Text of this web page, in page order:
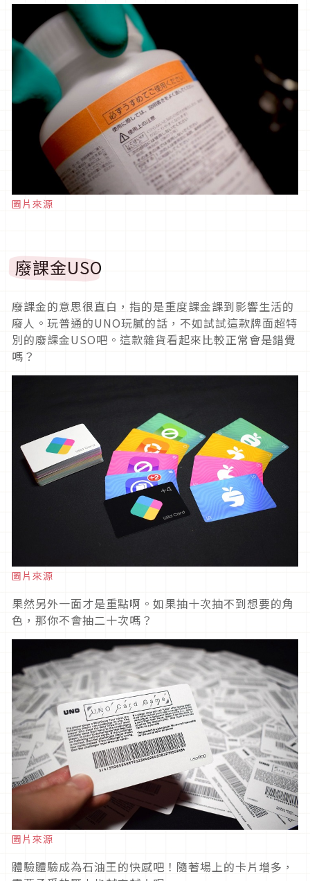
圖片來源
廢課金USO
廢課金的意思很直白，指的是重度課金課到影響生活的
廢人。玩普通的UNO玩膩的話，不如試試這款牌面超特
別的廢課金USO吧。這款雜貨看起來比較正常會是錯覺
嗎？
圖片來源
果然另外一面才是重點啊。如果抽十次抽不到想要的角
色，那你不會抽二十次嗎？
圖片來源
體驗體驗成為石油王的快感吧！隨著場上的卡片增多，